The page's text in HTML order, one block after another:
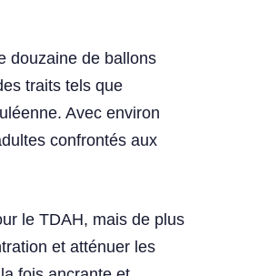
douzaine de ballons
traits tels que
Avec environ
confrontés aux
le TDAH, mais de plus
et atténuer les